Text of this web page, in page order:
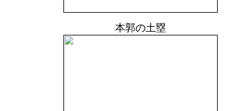
本郭の土塁